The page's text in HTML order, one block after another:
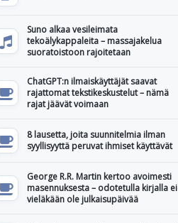
Suno alkaa vesileimata
tekoälykappaleita – massajakelua
suoratoistoon rajoitetaan
ChatGPT:n ilmaiskäyttäjät saavat
rajattomat tekstikeskustelut – nämä
rajat jäävät voimaan
8 lausetta, joita suunnitelmia ilman
syyllisyyttä peruvat ihmiset käyttävät
George R.R. Martin kertoo avoimesti
masennuksesta – odotetulla kirjalla ei
vieläkään ole julkaisupäivää